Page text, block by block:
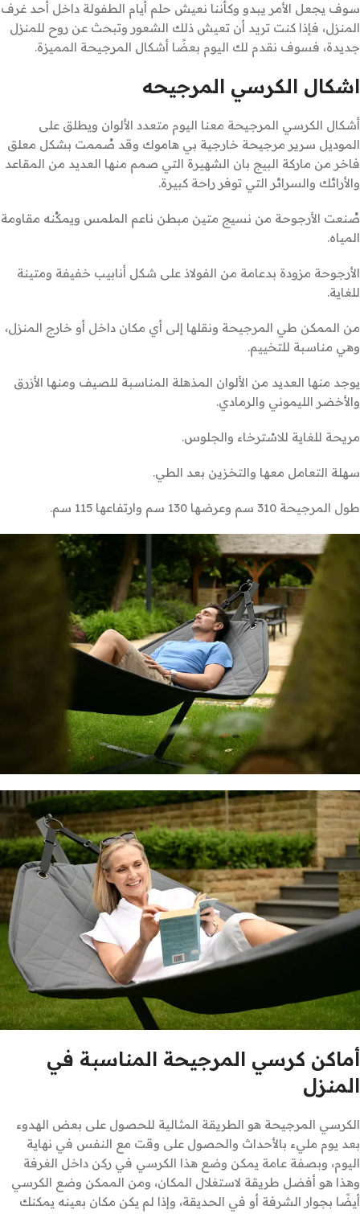
سوف يجعل الأمر يبدو وكأننا نعيش حلم أيام الطفولة داخل أحد غرف
المنزل، فإذا كنت تريد أن تعيش ذلك الشعور وتبحث عن روح للمنزل
جديدة، فسوف نقدم لك اليوم بعضًا أشكال المرجيحة المميزة.
اشكال الكرسي المرجيحه
أشكال الكرسي المرجيحة معنا اليوم متعدد الألوان ويطلق على
الموديل سرير مرجيحة خارجية بي هاموك وقد صُممت بشكل معلق
فاخر من ماركة البيج بان الشهيرة التي صمم منها العديد من المقاعد
والأرائك والسرائر التي توفر راحة كبيرة.
صُنعت الأرجوحة من نسيج متين مبطن ناعم الملمس ويمكُنه مقاومة
المياه.
الأرجوحة مزودة بدعامة من الفولاذ على شكل أنابيب خفيفة ومتينة
للغاية.
من الممكن طي المرجيحة ونقلها إلى أي مكان داخل أو خارج المنزل،
وهي مناسبة للتخييم.
يوجد منها العديد من الألوان المذهلة المناسبة للصيف ومنها الأزرق
والأخضر الليموني والرمادي.
مريحة للغاية للاسْترخاء والجلوس.
سهلة التعامل معها والتخزين بعد الطي.
طول المرجيحة 310 سم وعرضها 130 سم وارتفاعها 115 سم.
أماكن كرسي المرجيحة المناسبة في
المنزل
الكرسي المرجيحة هو الطريقة المثالية للحصول على بعض الهدوء
بعد يوم مليء بالأحداث والحصول على وقت مع النفس في نهاية
اليوم، وبصفة عامة يمكن وضع هذا الكرسي في ركن داخل الغرفة
وهذا هو أفضل طريقة لاستغلال المكان، ومن الممكن وضع الكرسي
أيضًا بجوار الشرفة أو في الحديقة، وإذا لم يكن مكان بعينه يمكنك